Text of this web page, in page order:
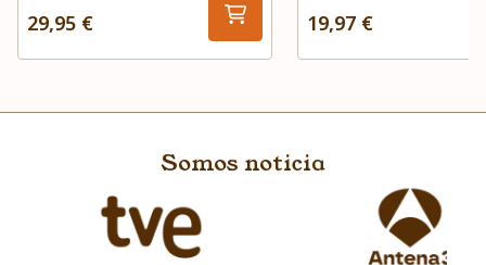
29,95 € 19,97 €
Somos noticia